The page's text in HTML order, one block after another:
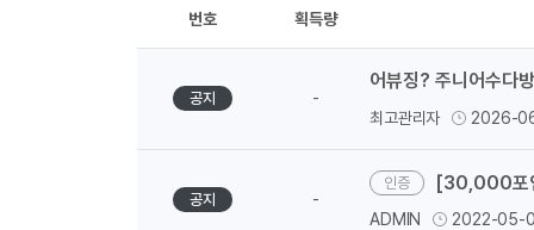
번호 획득량
공지 -
어뷰징? 주니어수다
최고관리자 2026-
공지 -
[30,000포인
ADMIN 2022-05-